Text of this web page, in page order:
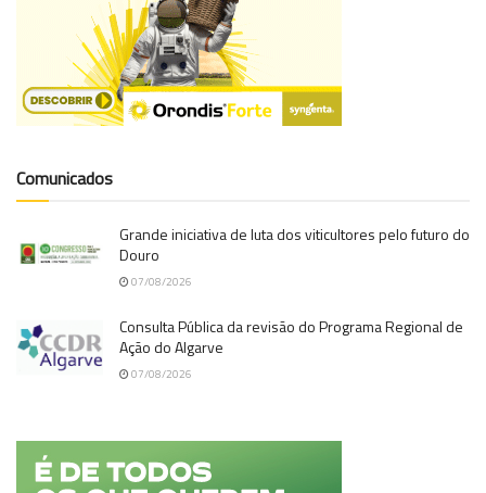
Comunicados
Grande iniciativa de luta dos viticultores pelo futuro do
Douro
07/08/2026
Consulta Pública da revisão do Programa Regional de
Ação do Algarve
07/08/2026